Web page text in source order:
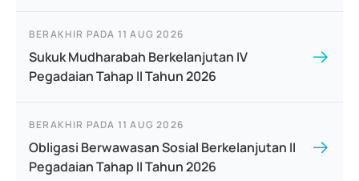
BERAKHIR PADA 11 AUG 2026
Sukuk Mudharabah Berkelanjutan IV
Pegadaian Tahap II Tahun 2026
BERAKHIR PADA 11 AUG 2026
Obligasi Berwawasan Sosial Berkelanjutan II
Pegadaian Tahap II Tahun 2026